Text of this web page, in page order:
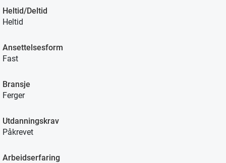
Heltid/Deltid
Heltid
Ansettelsesform
Fast
Bransje
Ferger
Utdanningskrav
Påkrevet
Arbeidserfaring